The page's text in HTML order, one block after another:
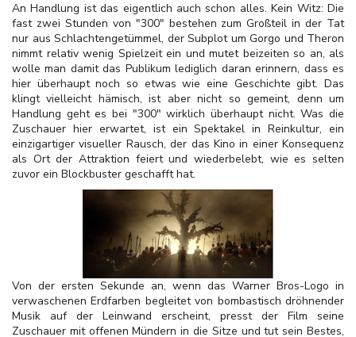
An Handlung ist das eigentlich auch schon alles. Kein Witz: Die
fast zwei Stunden von "300" bestehen zum Großteil in der Tat
nur aus Schlachtengetümmel, der Subplot um Gorgo und Theron
nimmt relativ wenig Spielzeit ein und mutet beizeiten so an, als
wolle man damit das Publikum lediglich daran erinnern, dass es
hier überhaupt noch so etwas wie eine Geschichte gibt. Das
klingt vielleicht hämisch, ist aber nicht so gemeint, denn um
Handlung geht es bei "300" wirklich überhaupt nicht. Was die
Zuschauer hier erwartet, ist ein Spektakel in Reinkultur, ein
einzigartiger visueller Rausch, der das Kino in einer Konsequenz
als Ort der Attraktion feiert und wiederbelebt, wie es selten
zuvor ein Blockbuster geschafft hat.
Von der ersten Sekunde an, wenn das Warner Bros-Logo in
verwaschenen Erdfarben begleitet von bombastisch dröhnender
Musik auf der Leinwand erscheint, presst der Film seine
Zuschauer mit offenen Mündern in die Sitze und tut sein Bestes,